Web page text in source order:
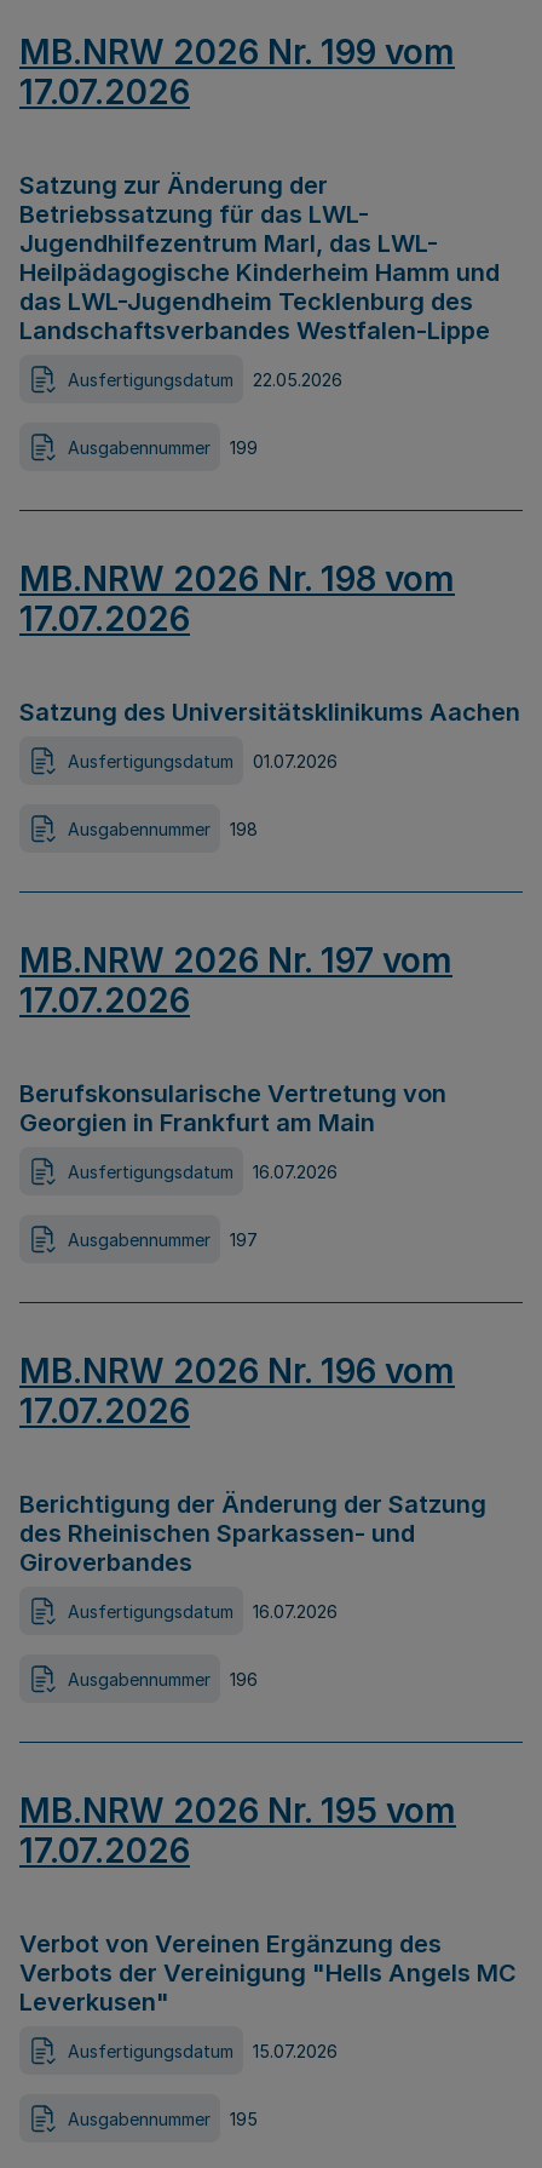
MB.NRW 2026 Nr. 199 vom
17.07.2026
Satzung zur Änderung der
Betriebssatzung für das LWL-
Jugendhilfezentrum Marl, das LWL-
Heilpädagogische Kinderheim Hamm und
das LWL-Jugendheim Tecklenburg des
Landschaftsverbandes Westfalen-Lippe
Ausfertigungsdatum 22.05.2026
Ausgabennummer 199
MB.NRW 2026 Nr. 198 vom
17.07.2026
Satzung des Universitätsklinikums Aachen
Ausfertigungsdatum 01.07.2026
Ausgabennummer 198
MB.NRW 2026 Nr. 197 vom
17.07.2026
Berufskonsularische Vertretung von
Georgien in Frankfurt am Main
Ausfertigungsdatum 16.07.2026
Ausgabennummer 197
MB.NRW 2026 Nr. 196 vom
17.07.2026
Berichtigung der Änderung der Satzung
des Rheinischen Sparkassen- und
Giroverbandes
Ausfertigungsdatum 16.07.2026
Ausgabennummer 196
MB.NRW 2026 Nr. 195 vom
17.07.2026
Verbot von Vereinen Ergänzung des
Verbots der Vereinigung "Hells Angels MC
Leverkusen"
Ausfertigungsdatum 15.07.2026
Ausgabennummer 195